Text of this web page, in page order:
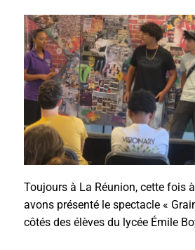
Toujours à La Réunion, cette fois
avons présenté le spectacle «
côtés des élèves du lycée Émile